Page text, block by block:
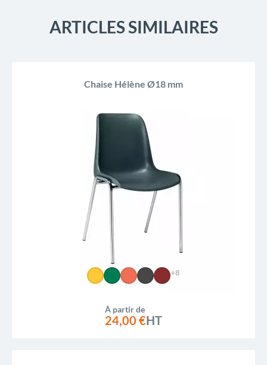
ARTICLES SIMILAIRES
Chaise Hélène Ø18 mm
+8
À partir de
24,00 €HT